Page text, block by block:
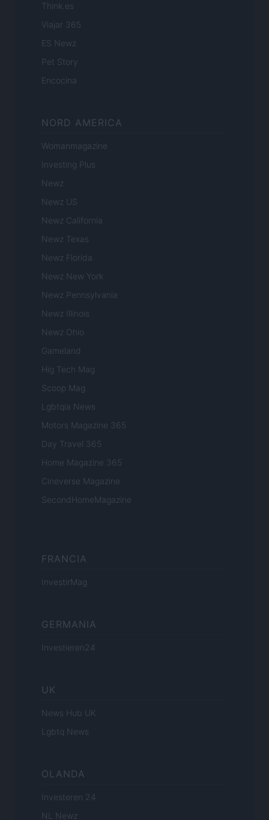
Think.es
Viajar 365
ES Newz
Pet Story
Encocina
NORD AMERICA
Womanmagazine
Investing Plus
Newz
Newz US
Newz California
Newz Texas
Newz Florida
Newz New York
Newz Pennsylvania
Newz Illinois
Newz Ohio
Gameland
Hig Tech Mag
Scoop Mag
Lgbtqia News
Motors Magazine 365
Day Travel 365
Home Magazine 365
Cineverse Magazine
SecondHomeMagazine
FRANCIA
InvestirMag
GERMANIA
Investieren24
UK
News Hub UK
Lgbtq News
OLANDA
Investeren 24
NL Newz